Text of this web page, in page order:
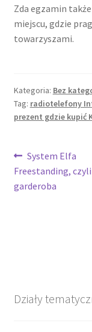
Zda egzamin
miejscu, gdzie
towarzyszami.
Kategoria: Bez
Tag: radiotelefony
prezent gdzie kupić
Nawigacja
wpisu
Poprzedni
wpis:
System Elfa
Freestanding,
garderoba
Działy